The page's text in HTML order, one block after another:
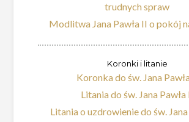
trudnych spraw
Modlitwa Jana Pawła II o pokój
Koronki i litanie
Koronka do św. Jana
Litania do św. Jana Pawła
Litania o uzdrowienie do św. Jana